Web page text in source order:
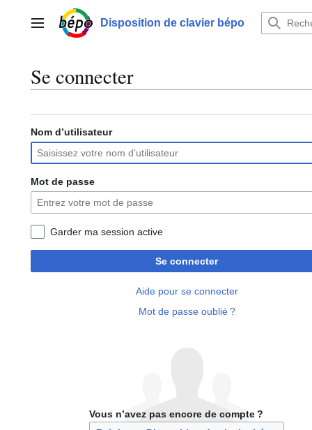
contenuMenu principalDisposition de clavier bépo
Se connecter
Nom d’utilisateur
Mot de passe
Garder ma session active
Se connecter
Aide pour se connecter
Mot de passe oublié ?
Vous n’avez pas encore de compte ?